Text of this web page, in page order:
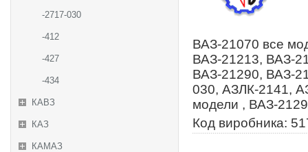
-2717-030
-412
-427
-434
КАВЗ
КАЗ
КАМАЗ
ВАЗ-21070 все
ВАЗ-21213, ВАЗ-
ВАЗ-21290, ВАЗ-
030, АЗЛК-2141,
модели , ВАЗ-
Код виробника: